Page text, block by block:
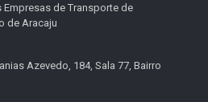
de Transporte de
de Aracaju
Azevedo, 184, Sala 77, Bairro